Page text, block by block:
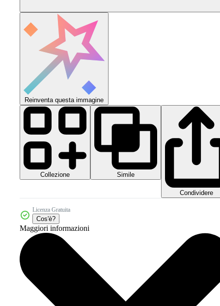
Reinventa questa immagine
Collezione Simile
Condividere
Licenza Gratuita
Cos'è?
Maggiori informazioni